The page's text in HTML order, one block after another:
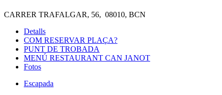
CARRER TRAFALGAR, 56, 08010, BCN
Detalls
COM RESERVAR PLAÇA?
PUNT DE TROBADA
MENÚ RESTAURANT CAN JANOT
Fotos
Escapada